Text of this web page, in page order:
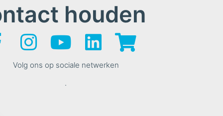
houden
Volg ons op sociale netwerken
.